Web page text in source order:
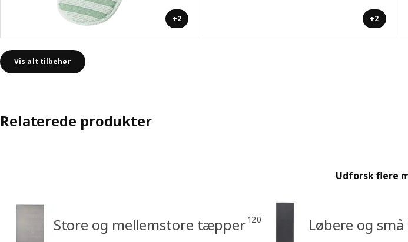
+2 +2
Vis alt tilbehør
Relaterede produkter
Udforsk flere
Store og mellemstore tæpper 120 Løbere og